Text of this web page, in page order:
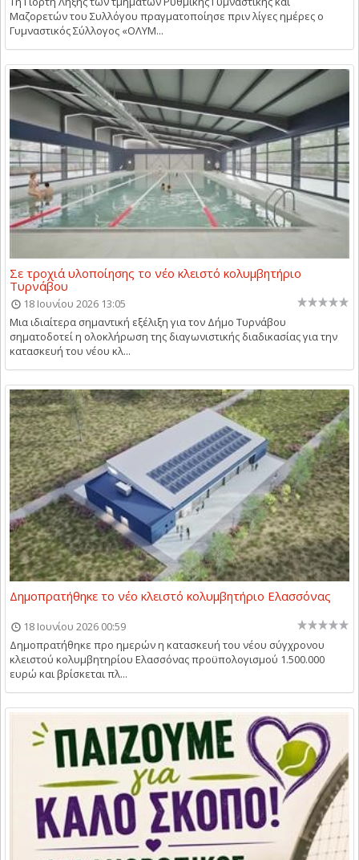
Μαζορετών του Συλλόγου πραγματοποίησε πριν λίγες ημέρες ο
Γυμναστικός Σύλλογος «ΟΛΥΜ...
Σε τροχιά υλοποίησης το νέο κλειστό κολυμβητήριο
Τυρνάβου
18 Ιουνίου 2026 13:05
Μια ιδιαίτερα σημαντική εξέλιξη για τον Δήμο Τυρνάβου
σηματοδοτεί η ολοκλήρωση της διαγωνιστικής διαδικασίας για την
κατασκευή του νέου κλ...
Δημοπρατήθηκε το νέο κλειστό κολυμβητήριο Ελασσόνας
18 Ιουνίου 2026 00:59
Δημοπρατήθηκε προ ημερών η κατασκευή του νέου σύγχρονου
κλειστού κολυμβητηρίου Ελασσόνας προϋπολογισμού 1.500.000
ευρώ και βρίσκεται πλ...